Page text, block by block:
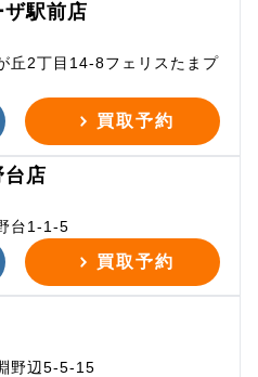
駅前店
丘2丁目14-8フェリスたまプ
買取予約
台店
台1-1-5
買取予約
野辺5-5-15